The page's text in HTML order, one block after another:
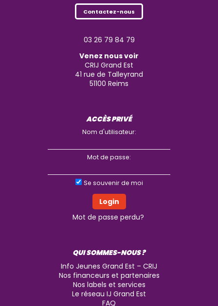
Contactez-nous
03 26 79 84 79
Venez nous voir
CRIJ Grand Est
41 rue de Talleyrand
51100 Reims
ACCÈS PRIVÉ
Nom d'utilisateur:
Mot de passe:
Se souvenir de moi
Mot de passe perdu?
QUI SOMMES-NOUS ?
Info Jeunes Grand Est – CRIJ
Nos financeurs et partenaires
Nos labels et services
Le réseau IJ Grand Est
FAQ